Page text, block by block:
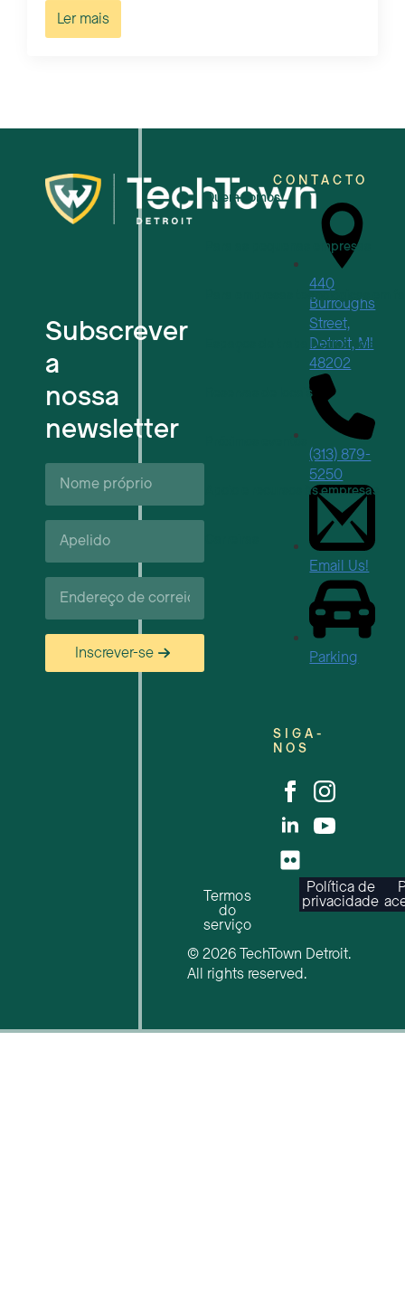
Ler mais
Subscrever
a
nossa
newsletter
Nome
próprio*
Apelido*
Correio
eletrónico*
Inscrever-se
Quem somos
Para as pequenas empresas
Para empresas tecnológicas em
Espaços de trabalho flexíveis
Reservas de locais
Próximos eventos
Apoio e recursos às empresas
CONTACTO
440
Burroughs
Street,
Detroit, MI
48202
(313) 879-
5250
Email Us!
Parking
SIGA-
NOS
Termos
do
serviço
Política de
privacidade
© 2026 TechTown Detroit.
All rights reserved.